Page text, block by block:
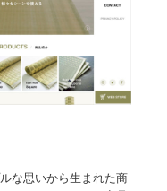
な思いから生まれた商